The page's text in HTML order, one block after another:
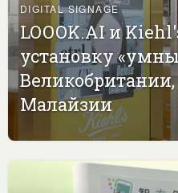
DIGITAL SIGNAGE
LOOOK.AI и
установку
Малайзии